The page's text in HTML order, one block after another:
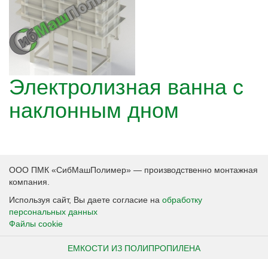
Электролизная ванна с
наклонным дном
ООО ПМК «СибМашПолимер» — производственно монтажная
компания.
Используя сайт, Вы даете согласие на обработку
персональных данных
Файлы cookie
ЕМКОСТИ ИЗ ПОЛИПРОПИЛЕНА